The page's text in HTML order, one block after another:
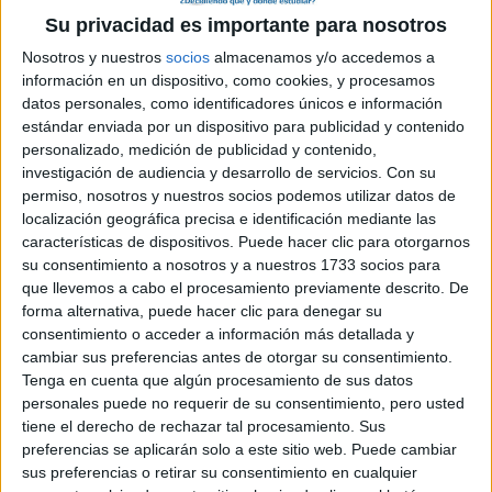
Su privacidad es importante para nosotros
Nosotros y nuestros socios almacenamos y/o accedemos a
información en un dispositivo, como cookies, y procesamos
datos personales, como identificadores únicos e información
estándar enviada por un dispositivo para publicidad y contenido
personalizado, medición de publicidad y contenido,
investigación de audiencia y desarrollo de servicios. Con su
permiso, nosotros y nuestros socios podemos utilizar datos de
localización geográfica precisa e identificación mediante las
características de dispositivos. Puede hacer clic para otorgarnos
su consentimiento a nosotros y a nuestros 1733 socios para
que llevemos a cabo el procesamiento previamente descrito. De
forma alternativa, puede hacer clic para denegar su
consentimiento o acceder a información más detallada y
cambiar sus preferencias antes de otorgar su consentimiento.
Tenga en cuenta que algún procesamiento de sus datos
personales puede no requerir de su consentimiento, pero usted
tiene el derecho de rechazar tal procesamiento. Sus
preferencias se aplicarán solo a este sitio web. Puede cambiar
sus preferencias o retirar su consentimiento en cualquier
jejee porque vaya ultimo año..... el peor de todos creo yo jeejejeje
pero va a merecer la pena por lo que viene despues, aunque es
algo que tambien esta un poco negro jejejeje porque no se aun
que hare. A mi me gusta arquitectura pero claro, como esta la
construccion.... pero claro tengo mas opciones ejeje mi segunda
opcion medicina, que como podreis observar no tiene nada que
ver con la primera ejejeje y despues de esas dos pues me gustan
las ingenierias y me encanta la licenciatura de bellas artes o de
matematicas pero claro lo malo el trabajo, yo de profesora.....
pues como que no, vamos descartado y bueno ahi mi lio ejejeje
que no tengo ni idea de que sera de mi el año que viene, que lo
mismo estoy haciendo planos para no tener trabajo que rajando a
un muerto ejejejejee pero bueno ahora mismo estoy haciendo 2º
de ciencias de la salud despues de 1º de ingenieria con
muchiiiiiiisimas bajas y una base de dt y fisica pesima, cosa que
me hizo cambiar de bach esta año, que aunque con las otras
asignaturas no tuviera que estudiar y con estas si pero bueno me
aseguro una buena selectividad y una plaza en medicina y no me
enrrollo mas que tngo que ver la tele ejejejeej hasta pronto!!!! y
espero vuestros mensajes aconsejandome e... jejejeje
Blog de Lydia04